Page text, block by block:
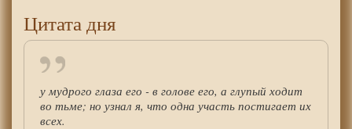
Цитата дня
у мудрого глаза его - в голове его, а глупый ходит
во тьме; но узнал я, что одна участь постигает их
всех.